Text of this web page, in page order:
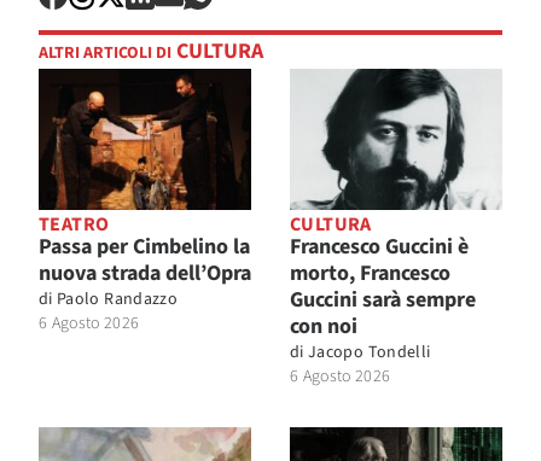
ALTRI ARTICOLI DI CULTURA
TEATRO
Passa per Cimbelino la
nuova strada dell’Opra
di Paolo Randazzo
6 Agosto 2026
CULTURA
Francesco Guccini è
morto, Francesco
Guccini sarà sempre
con noi
di Jacopo Tondelli
6 Agosto 2026